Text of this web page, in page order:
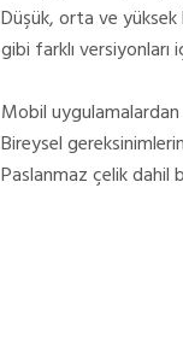
Düşük, orta ve
gibi farklı versiyonları
Mobil
Bireysel
Paslanmaz çelik dahil